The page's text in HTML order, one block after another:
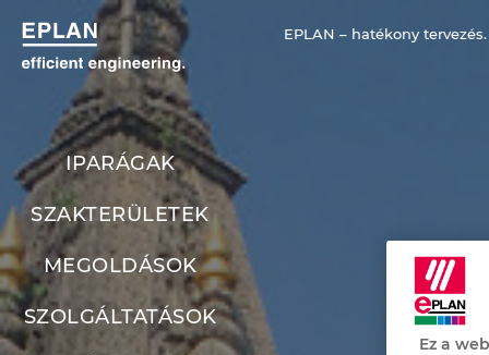
EPLAN – hatékony tervezés.
IPARÁGAK
SZAKTERÜLETEK
MEGOLDÁSOK
SZOLGÁLTATÁSOK
Ez a